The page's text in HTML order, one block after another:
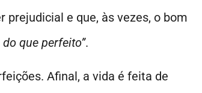
prejudicial e que, às vezes, o bom
que perfeito”.
Afinal, a vida é feita de